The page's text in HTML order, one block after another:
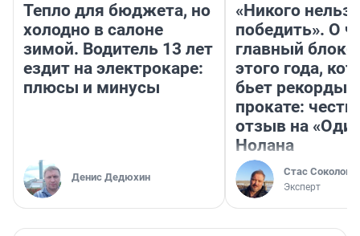
Тепло для бюджета, но
холодно в салоне
зимой. Водитель 13 лет
ездит на электрокаре:
плюсы и минусы
Денис Дедюхин
«Никого нельзя
победить». О
главный
этого года,
бьет рекорды в
прокате:
отзыв на
Нолана
Стас Соколов
Эксперт